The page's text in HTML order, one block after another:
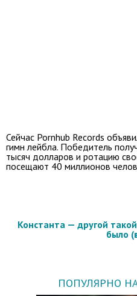
Сейчас Pornhub Records
гимн лейбла. Победитель
тысяч долларов и ротацию
посещают 40 миллионов
Константа — другой
было
ПОПУЛЯРНО